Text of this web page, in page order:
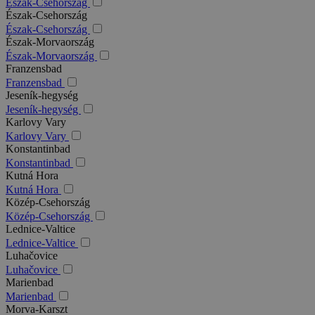
Észak-Csehország
Észak-Csehország
Észak-Csehország
Észak-Morvaország
Észak-Morvaország
Franzensbad
Franzensbad
Jeseník-hegység
Jeseník-hegység
Karlovy Vary
Karlovy Vary
Konstantinbad
Konstantinbad
Kutná Hora
Kutná Hora
Közép-Csehország
Közép-Csehország
Lednice-Valtice
Lednice-Valtice
Luhačovice
Luhačovice
Marienbad
Marienbad
Morva-Karszt